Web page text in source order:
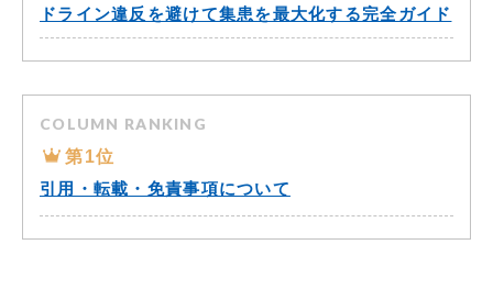
ドライン違反を避けて集患を最大化する完全ガイド
COLUMN RANKING
第1位
引用・転載・免責事項について